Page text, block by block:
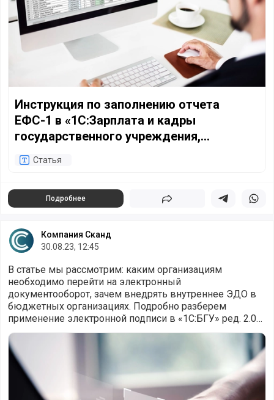
Инструкция по заполнению отчета
ЕФС-1 в «1С:Зарплата и кадры
государственного учреждения,
редакция 3.1» (3.1.24.408, 409) + патчи
Статья
Подробнее Поделиться Поделиться в
Компания Сканд
30.08.23, 12:45
В статье мы рассмотрим: каким организациям
необходимо перейти на электронный
документооборот, зачем внедрять внутреннее ЭДО в
бюджетных организациях. Подробно разберем
применение электронной подписи в «1С:БГУ» ред. 2.0
по движению формы «Акты на списание».
Организация и применение электронных документов